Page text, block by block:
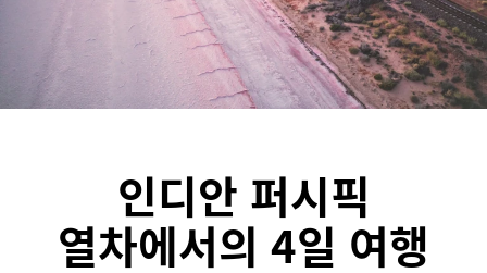
인디안 퍼시픽
열차에서의 4일 여행